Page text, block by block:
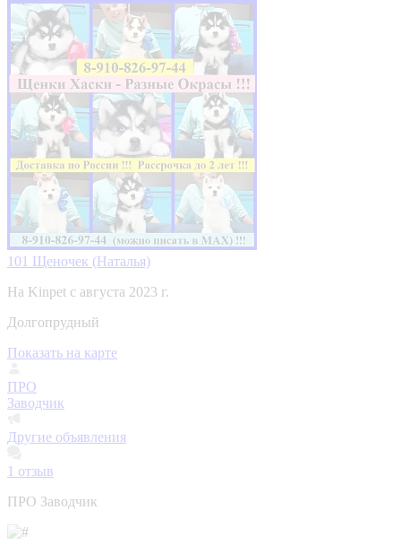
101 Щеночек (Наталья)
На Kinpet c августа 2023 г.
Долгопрудный
Показать на карте
ПРО
Заводчик
Другие объявления
1 отзыв
ПРО Заводчик